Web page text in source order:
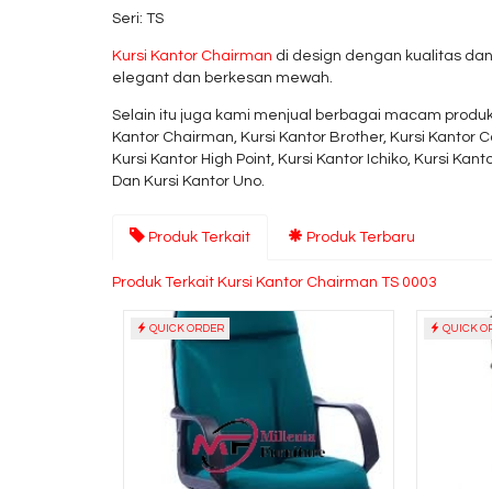
Seri: TS
Kursi Kantor Chairman di design dengan kualitas
elegant dan berkesan mewah.
Selain itu juga kami menjual berbagai macam
Kantor Chairman, Kursi Kantor Brother, Kursi Kantor
Kursi Kantor High Point, Kursi Kantor Ichiko, Kursi
Dan Kursi Kantor Uno.
Produk Terkait Produk Terbaru
Produk Terkait Kursi Kantor Chairman TS 0003
QUICK ORDER QUICK